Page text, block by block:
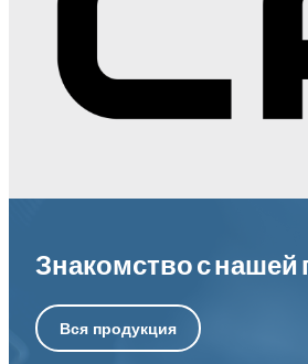
Знакомство с нашей
Вся продукция